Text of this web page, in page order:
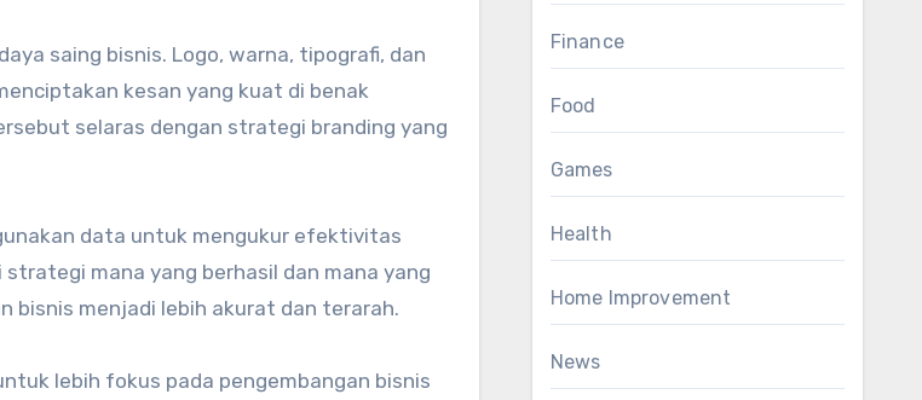
saing bisnis. Logo, warna, tipografi, dan
kesan yang kuat di benak
selaras dengan strategi branding yang
data untuk mengukur efektivitas
mana yang berhasil dan mana yang
bisnis menjadi lebih akurat dan terarah.
lebih fokus pada pengembangan bisnis
Finance
Food
Games
Health
Home Improvement
News